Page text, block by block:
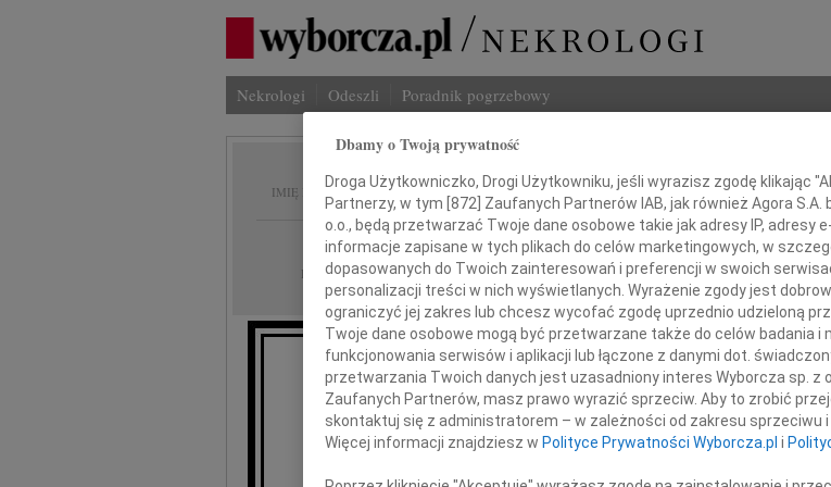
Nekrologi Odeszli Poradnik pogrzebowy
IMIĘ I NAZWISKO: Ryszard Jerzy Marian Kinalski
REGION: cała Polska
DATA EMISJI: 03.03.2023
Dnia 22 lutego 2023 roku, przeżywszy lat 93, zmarł
Dbamy o Twoją prywatność
Droga Użytkowniczko, Drogi Użytkowniku, jeśli wyrazisz zgodę klikając
Partnerzy, w tym [872] Zaufanych Partnerów IAB, jak również Agora S.A.
o.o., będą przetwarzać Twoje dane osobowe takie jak adresy IP, adresy
informacje zapisane w tych plikach do celów marketingowych, w
dopasowanych do Twoich zainteresowań i preferencji w swoich
personalizacji treści w nich wyświetlanych. Wyrażenie zgody jest
ograniczyć jej zakres lub chcesz wycofać zgodę uprzednio udzieloną
Twoje dane osobowe mogą być przetwarzane także do celów badania
funkcjonowania serwisów i aplikacji lub łączone z danymi dot.
przetwarzania Twoich danych jest uzasadniony interes Wyborcza sp. z
Zaufanych Partnerów, masz prawo wyrazić sprzeciw. Aby to zrobić
skontaktuj się z administratorem – w zależności od zakresu sprzeciwu
Więcej informacji znajdziesz w Polityce Prywatności Wyborcza.pl i